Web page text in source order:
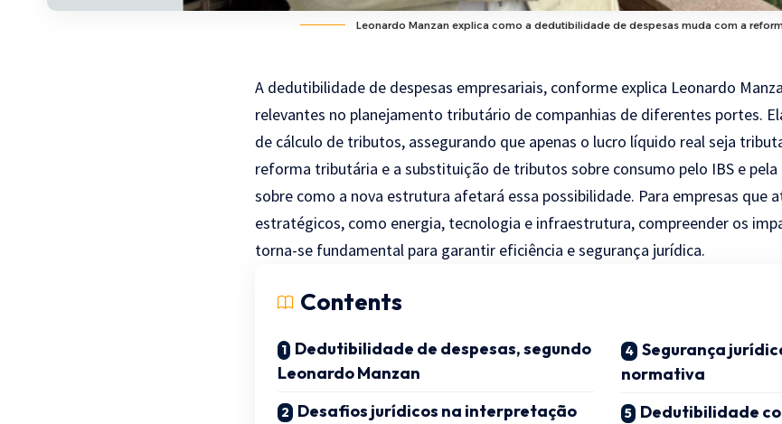
Leonardo Manzan explica como a dedutibilidade de despesas muda com a
A dedutibilidade de despesas empresariais, conforme explica Leonardo
relevantes no planejamento tributário de companhias de diferentes portes.
de cálculo de tributos, assegurando que apenas o lucro líquido real seja
reforma tributária e a substituição de tributos sobre consumo pelo IBS e pela
sobre como a nova estrutura afetará essa possibilidade. Para empresas que
estratégicos, como energia, tecnologia e infraestrutura, compreender os
torna-se fundamental para garantir eficiência e segurança jurídica.
Contents
Dedutibilidade de despesas, segundo
Leonardo Manzan
Desafios jurídicos na interpretação
Segurança
normativa
Dedutibilidade